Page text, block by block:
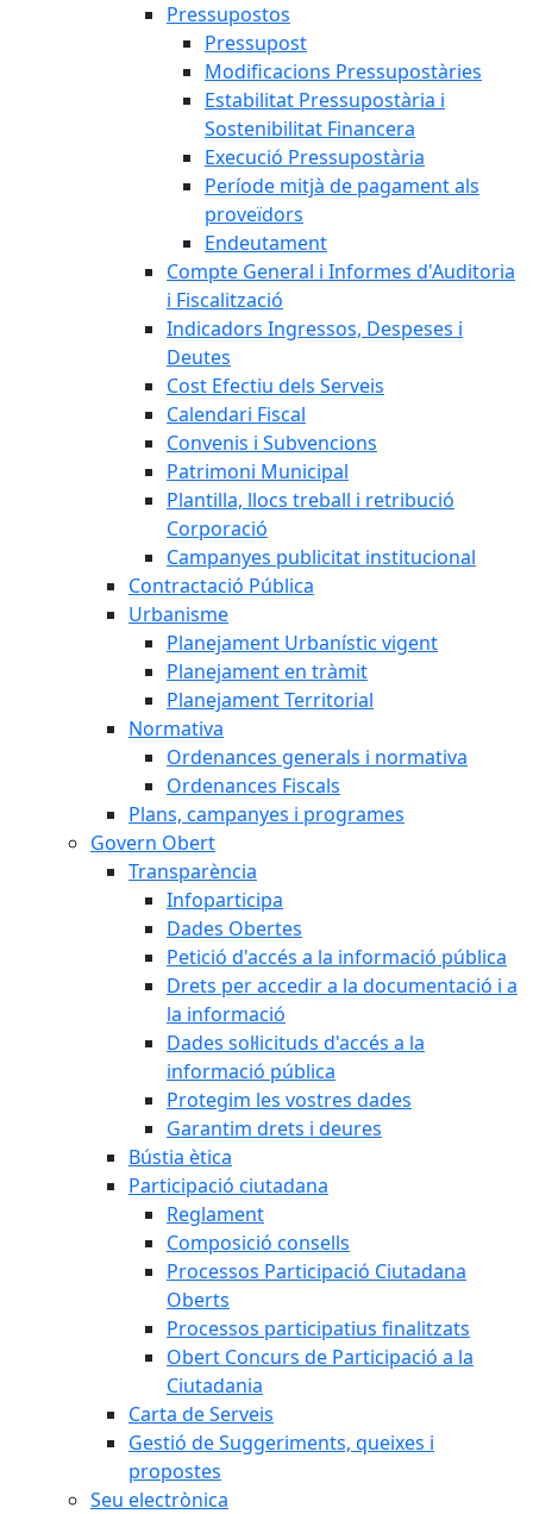
Pressupostos
Pressupost
Modificacions Pressupostàries
Estabilitat Pressupostària i
Sostenibilitat Financera
Execució Pressupostària
Període mitjà de pagament als
proveïdors
Endeutament
Compte General i Informes d'Auditoria
i Fiscalització
Indicadors Ingressos, Despeses i
Deutes
Cost Efectiu dels Serveis
Calendari Fiscal
Convenis i Subvencions
Patrimoni Municipal
Plantilla, llocs treball i retribució
Corporació
Campanyes publicitat institucional
Contractació Pública
Urbanisme
Planejament Urbanístic vigent
Planejament en tràmit
Planejament Territorial
Normativa
Ordenances generals i normativa
Ordenances Fiscals
Plans, campanyes i programes
Govern Obert
Transparència
Infoparticipa
Dades Obertes
Petició d'accés a la informació pública
Drets per accedir a la documentació i a
la informació
Dades sol·licituds d'accés a la
informació pública
Protegim les vostres dades
Garantim drets i deures
Bústia ètica
Participació ciutadana
Reglament
Composició consells
Processos Participació Ciutadana
Oberts
Processos participatius finalitzats
Obert Concurs de Participació a la
Ciutadania
Carta de Serveis
Gestió de Suggeriments, queixes i
propostes
Seu electrònica